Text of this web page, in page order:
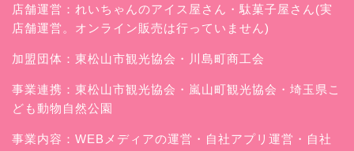
店舗運営： れいちゃんのアイス屋さん ・駄菓子屋さん(実
店舗運営。オンライン販売は行っていません)
加盟団体：東松山市観光協会・川島町商工会
事業連携：東松山市観光協会・嵐山町観光協会・埼玉県こ
ども動物自然公園
事業内容：WEBメディアの運営・自社アプリ運営・自社